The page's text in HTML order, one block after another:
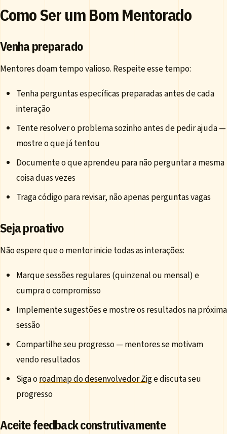
Como Ser um Bom Mentorado
Venha preparado
Mentores doam tempo valioso. Respeite esse tempo:
Tenha perguntas específicas preparadas antes de cada
interação
Tente resolver o problema sozinho antes de pedir ajuda —
mostre o que já tentou
Documente o que aprendeu para não perguntar a mesma
coisa duas vezes
Traga código para revisar, não apenas perguntas vagas
Seja proativo
Não espere que o mentor inicie todas as interações:
Marque sessões regulares (quinzenal ou mensal) e
cumpra o compromisso
Implemente sugestões e mostre os resultados na próxima
sessão
Compartilhe seu progresso — mentores se motivam
vendo resultados
Siga oroadmap do desenvolvedor Zige discuta seu
progresso
Aceite feedback construtivamente